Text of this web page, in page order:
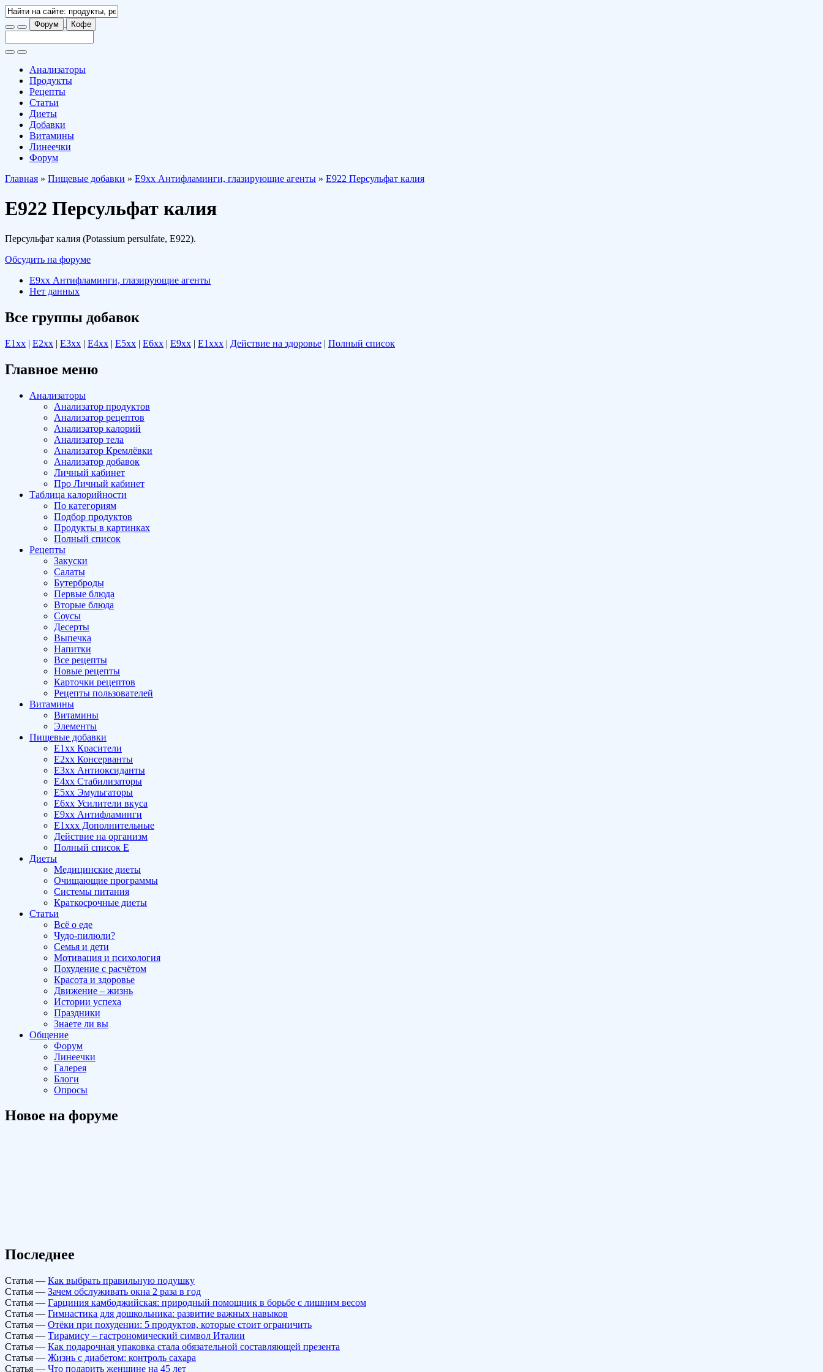
Форум Кофе
Анализаторы
Продукты
Рецепты
Статьи
Диеты
Добавки
Витамины
Линеечки
Форум
Главная » Пищевые добавки » E9xx Антифламинги, глазирующие агенты » E922 Персульфат калия
E922 Персульфат калия
Персульфат калия (Potassium persulfate, E922).
Обсудить на форуме
E9xx Антифламинги, глазирующие агенты
Нет данных
Все группы добавок
E1хх | E2хх | E3хх | E4хх | E5хх | E6хх | E9хх | E1xхх | Действие на здоровье | Полный список
Главное меню
Анализаторы
Анализатор продуктов
Анализатор рецептов
Анализатор калорий
Анализатор тела
Анализатор Кремлёвки
Анализатор добавок
Личный кабинет
Про Личный кабинет
Таблица калорийности
По категориям
Подбор продуктов
Продукты в картинках
Полный список
Рецепты
Закуски
Салаты
Бутерброды
Первые блюда
Вторые блюда
Соусы
Десерты
Выпечка
Напитки
Все рецепты
Новые рецепты
Карточки рецептов
Рецепты пользователей
Витамины
Витамины
Элементы
Пищевые добавки
E1xx Красители
E2xx Консерванты
E3xx Антиоксиданты
E4xx Стабилизаторы
E5xx Эмульгаторы
E6xx Усилители вкуса
E9xx Антифламинги
E1xxx Дополнительные
Действие на организм
Полный список E
Диеты
Медицинские диеты
Очищающие программы
Системы питания
Краткосрочные диеты
Статьи
Всё о еде
Чудо-пилюли?
Семья и дети
Мотивация и психология
Похудение с расчётом
Красота и здоровье
Движение – жизнь
Истории успеха
Праздники
Знаете ли вы
Общение
Форум
Линеечки
Галерея
Блоги
Опросы
Новое на форуме
Последнее
Статья — Как выбрать правильную подушку
Статья — Зачем обслуживать окна 2 раза в год
Статья — Гарциния камбоджийская: природный помощник в борьбе с лишним весом
Статья — Гимнастика для дошкольника: развитие важных навыков
Статья — Отёки при похудении: 5 продуктов, которые стоит ограничить
Статья — Тирамису – гастрономический символ Италии
Статья — Как подарочная упаковка стала обязательной составляющей презента
Статья — Жизнь с диабетом: контроль сахара
Статья — Что подарить женщине на 45 лет